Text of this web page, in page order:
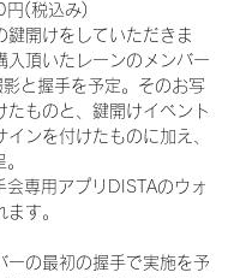
(税込み)
開けをしていただきま
入頂いたレーンのメンバー
と握手を予定。そのお写
たものと、鍵開けイベント
インを付けたものに加え、
会専用アプリDISTAのウォ
す。
ーの最初の握手で実施を予